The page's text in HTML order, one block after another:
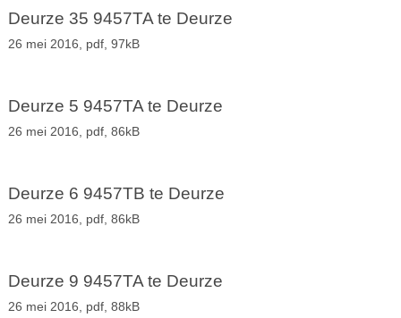
Deurze 35 9457TA te Deurze
26 mei 2016, pdf, 97kB
Deurze 5 9457TA te Deurze
26 mei 2016, pdf, 86kB
Deurze 6 9457TB te Deurze
26 mei 2016, pdf, 86kB
Deurze 9 9457TA te Deurze
26 mei 2016, pdf, 88kB